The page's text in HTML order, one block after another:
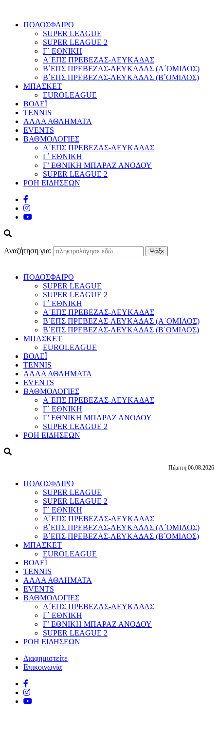
ΠΟΔΟΣΦΑΙΡΟ
SUPER LEAGUE
SUPER LEAGUE 2
Γ΄ ΕΘΝΙΚΗ
Α΄ΕΠΣ ΠΡΕΒΕΖΑΣ-ΛΕΥΚΑΔΑΣ
Β΄ΕΠΣ ΠΡΕΒΕΖΑΣ-ΛΕΥΚΑΔΑΣ (Α΄ΟΜΙΛΟΣ)
Β΄ΕΠΣ ΠΡΕΒΕΖΑΣ-ΛΕΥΚΑΔΑΣ (Β΄ΟΜΙΛΟΣ)
ΜΠΑΣΚΕΤ
EUROLEAGUE
ΒΟΛΕΪ
TENNIS
ΑΛΛΑ ΑΘΛΗΜΑΤΑ
EVENTS
ΒΑΘΜΟΛΟΓΙΕΣ
Α΄ΕΠΣ ΠΡΕΒΕΖΑΣ-ΛΕΥΚΑΔΑΣ
Γ΄ ΕΘΝΙΚΗ
Γ’ ΕΘΝΙΚΗ ΜΠΑΡΑΖ ΑΝΟΔΟΥ
SUPER LEAGUE 2
ΡΟΗ ΕΙΔΗΣΕΩΝ
Αναζήτηση για:
ΠΟΔΟΣΦΑΙΡΟ
SUPER LEAGUE
SUPER LEAGUE 2
Γ΄ ΕΘΝΙΚΗ
Α΄ΕΠΣ ΠΡΕΒΕΖΑΣ-ΛΕΥΚΑΔΑΣ
Β΄ΕΠΣ ΠΡΕΒΕΖΑΣ-ΛΕΥΚΑΔΑΣ (Α΄ΟΜΙΛΟΣ)
Β΄ΕΠΣ ΠΡΕΒΕΖΑΣ-ΛΕΥΚΑΔΑΣ (Β΄ΟΜΙΛΟΣ)
ΜΠΑΣΚΕΤ
EUROLEAGUE
ΒΟΛΕΪ
TENNIS
ΑΛΛΑ ΑΘΛΗΜΑΤΑ
EVENTS
ΒΑΘΜΟΛΟΓΙΕΣ
Α΄ΕΠΣ ΠΡΕΒΕΖΑΣ-ΛΕΥΚΑΔΑΣ
Γ΄ ΕΘΝΙΚΗ
Γ’ ΕΘΝΙΚΗ ΜΠΑΡΑΖ ΑΝΟΔΟΥ
SUPER LEAGUE 2
ΡΟΗ ΕΙΔΗΣΕΩΝ
Πέμπτη 06.08.2026
ΠΟΔΟΣΦΑΙΡΟ
SUPER LEAGUE
SUPER LEAGUE 2
Γ΄ ΕΘΝΙΚΗ
Α΄ΕΠΣ ΠΡΕΒΕΖΑΣ-ΛΕΥΚΑΔΑΣ
Β΄ΕΠΣ ΠΡΕΒΕΖΑΣ-ΛΕΥΚΑΔΑΣ (Α΄ΟΜΙΛΟΣ)
Β΄ΕΠΣ ΠΡΕΒΕΖΑΣ-ΛΕΥΚΑΔΑΣ (Β΄ΟΜΙΛΟΣ)
ΜΠΑΣΚΕΤ
EUROLEAGUE
ΒΟΛΕΪ
TENNIS
ΑΛΛΑ ΑΘΛΗΜΑΤΑ
EVENTS
ΒΑΘΜΟΛΟΓΙΕΣ
Α΄ΕΠΣ ΠΡΕΒΕΖΑΣ-ΛΕΥΚΑΔΑΣ
Γ΄ ΕΘΝΙΚΗ
Γ’ ΕΘΝΙΚΗ ΜΠΑΡΑΖ ΑΝΟΔΟΥ
SUPER LEAGUE 2
ΡΟΗ ΕΙΔΗΣΕΩΝ
Διαφημιστείτε
Επικοινωνία